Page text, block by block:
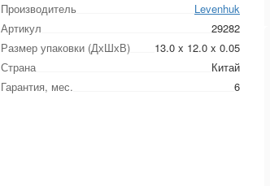
Производитель
Levenhuk
Артикул
29282
Размер упаковки (ДхШхВ)
13.0 x 12.0 x 0.05
Страна
Китай
Гарантия, мес.
6